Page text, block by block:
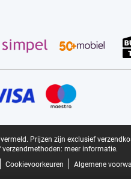
Prijzen zijn exclusief
meer informatie.
Cookievoorkeuren Algemene